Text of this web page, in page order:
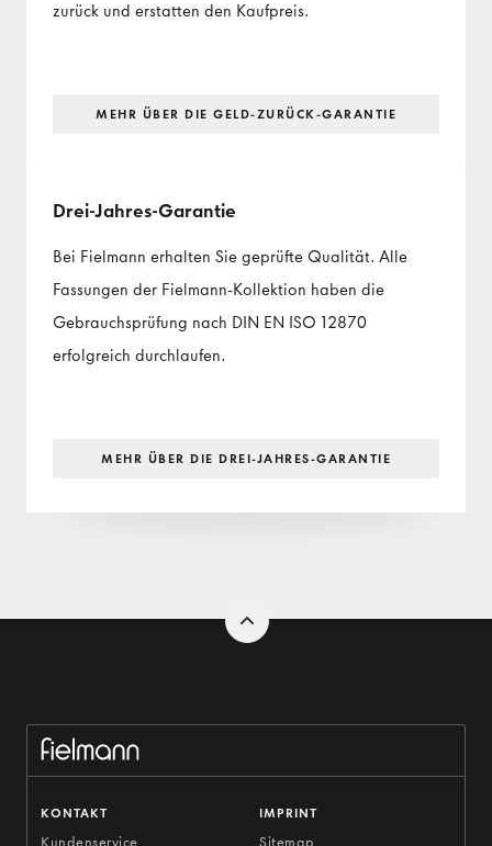
zurück und erstatten den Kaufpreis.
MEHR ÜBER DIE GELD-ZURÜCK-GARANTIE
Drei-Jahres-Garantie
Bei Fielmann erhalten Sie geprüfte Qualität. Alle
Fassungen der Fielmann-Kollektion haben die
Gebrauchsprüfung nach DIN EN ISO 12870
erfolgreich durchlaufen.
MEHR ÜBER DIE DREI-JAHRES-GARANTIE
KONTAKT
Kundenservice
IMPRINT
Sitemap